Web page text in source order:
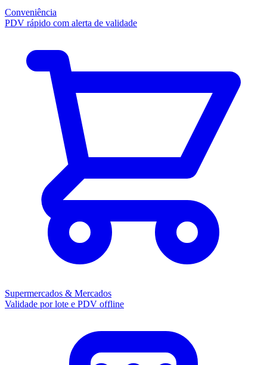
Conveniência
PDV rápido com alerta de validade
Supermercados & Mercados
Validade por lote e PDV offline